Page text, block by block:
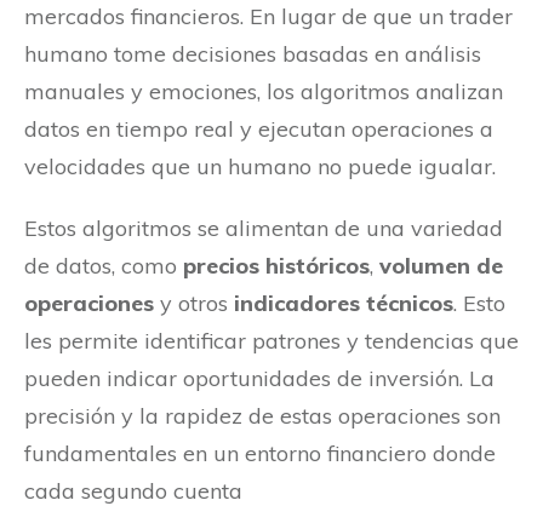
mercados financieros. En lugar de que un trader
humano tome decisiones basadas en análisis
manuales y emociones, los algoritmos analizan
datos en tiempo real y ejecutan operaciones a
velocidades que un humano no puede igualar.
Estos algoritmos se alimentan de una variedad
de datos, como precios históricos, volumen de
operaciones y otros indicadores técnicos. Esto
les permite identificar patrones y tendencias que
pueden indicar oportunidades de inversión. La
precisión y la rapidez de estas operaciones son
fundamentales en un entorno financiero donde
cada segundo cuenta